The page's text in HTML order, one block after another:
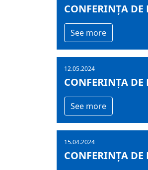
CONFERINȚA DE
See more
12.05.2024
CONFERINȚA DE
See more
15.04.2024
CONFERINȚA DE